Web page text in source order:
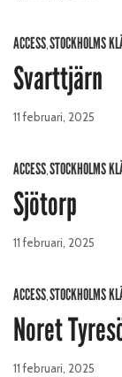
ACCESS,STOCKHOLMS
Svarttjärn
11 februari, 2025
ACCESS,STOCKHOLMS
Sjötorp
11 februari, 2025
ACCESS,STOCKHOLMS
Noret
11 februari, 2025